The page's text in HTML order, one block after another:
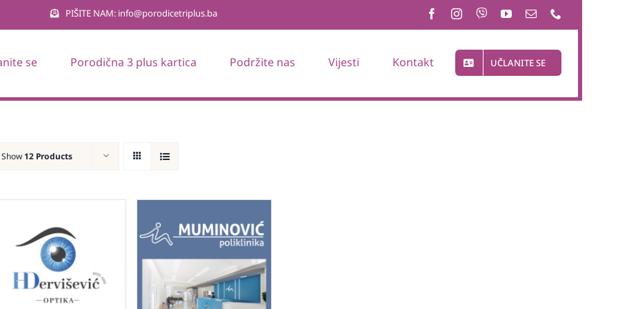
PIŠITE NAM: info@porodicetriplus.ba
se Porodična 3 plus kartica Podržite nas Vijesti Kontakt UČLANITE SE
Show 12 Products